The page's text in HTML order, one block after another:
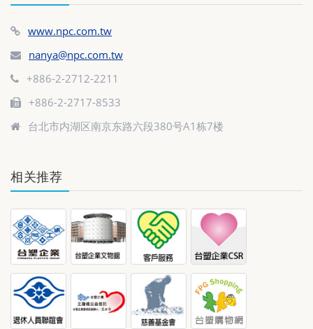
www.npc.com.tw
nanya@npc.com.tw
+886-2-2712-2211
+886-2-2717-8533
台北市内湖区南京东路六段380号A1栋7楼
相关推荐